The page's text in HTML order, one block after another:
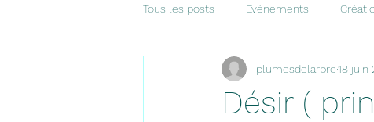
Tous les posts Evénements
Désir (
plumesdelarbre18 juin